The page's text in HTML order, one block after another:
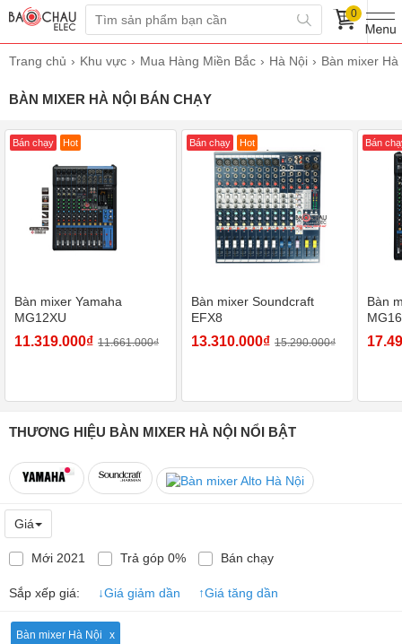
0
Trang chủ Khu vực Mua Hàng Miền Bắc Hà Nội Bàn mixer Hà
BÀN MIXER HÀ NỘI BÁN CHẠY
Bàn mixer Yamaha
MG12XU
11.319.000₫ 11.661.000₫
Bán chạy Hot
Bàn mixer Soundcraft
EFX8
13.310.000₫ 15.290.000₫
Bán chạy Hot
Bàn
Bán
THƯƠNG HIỆU BÀN MIXER HÀ NỘI NỔI BẬT
Giá
Mới 2021 Trả góp 0% Bán chạy
Sắp xếp giá: ↓Giá giảm dần ↑Giá tăng dần
Bàn mixer Hà Nội